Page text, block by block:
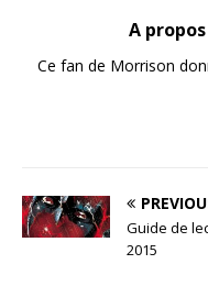
A
Ce fan de Morrison
Guide de
2015